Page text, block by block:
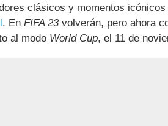
clásicos y momentos
. En FIFA 23volverán, pero ahora
al modo World Cup, el 11 de